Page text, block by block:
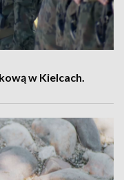
w Kielcach.